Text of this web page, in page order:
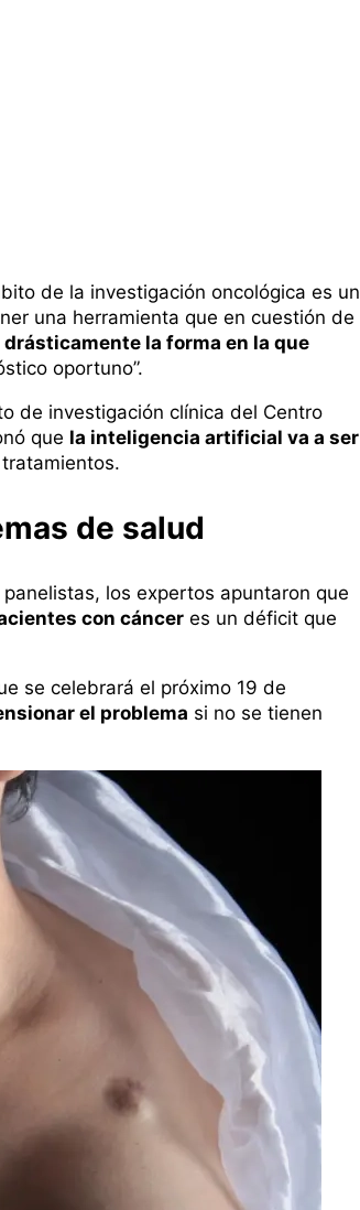
de la investigación oncológica es un
una herramienta que en cuestión de
la forma en la que
oportuno”.
de investigación clínica del Centro
que la inteligencia artificial va a ser
de salud
los expertos apuntaron que
con cáncer es un déficit que
se celebrará el próximo 19 de
el problema si no se tienen